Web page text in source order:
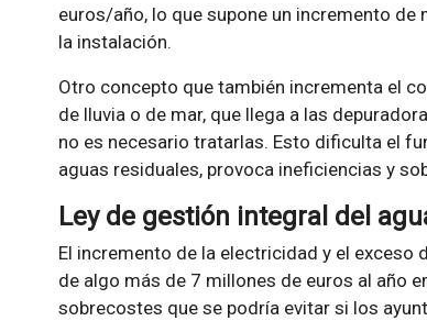
euros/año, lo que supone un incremento
la instalación.
Otro concepto que también incrementa el
de lluvia o de mar, que llega a las
no es necesario tratarlas. Esto dificulta el
aguas residuales, provoca ineficiencias y
Ley de gestión integral del
El incremento de la electricidad y el exceso
de algo más de 7 millones de euros al año
sobrecostes que se podría evitar si los